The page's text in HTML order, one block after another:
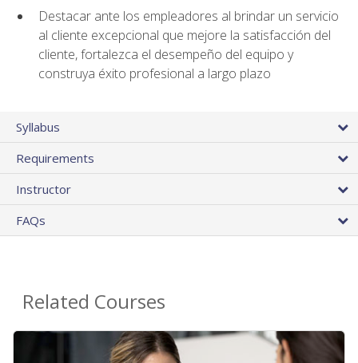
Destacar ante los empleadores al brindar un servicio
al cliente excepcional que mejore la satisfacción del
cliente, fortalezca el desempeño del equipo y
construya éxito profesional a largo plazo
Syllabus
Requirements
Instructor
FAQs
Related Courses